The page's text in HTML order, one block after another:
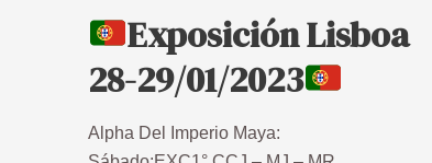
Exposición Lisboa
28-29/01/2023
Alpha Del Imperio Maya: